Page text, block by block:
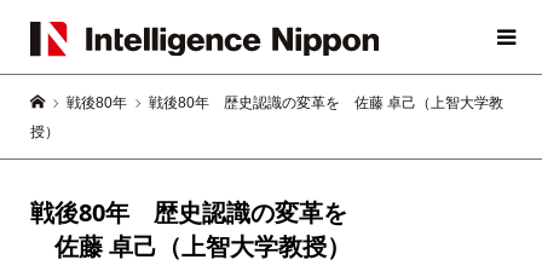
戦後80年
戦後80年 歴史認識の変革を 佐藤 卓己（上智大学教
授）
戦後80年 歴史認識の変革を
佐藤 卓己（上智大学教授）